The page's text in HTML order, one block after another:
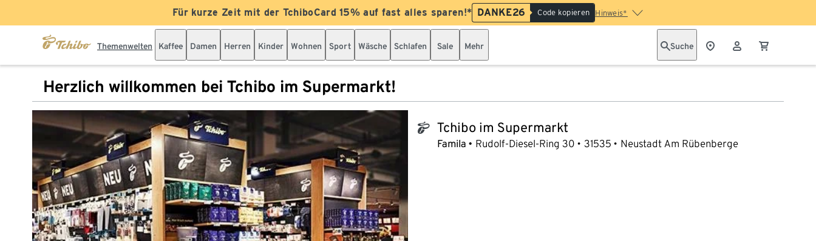
Für kurze Zeit mit der TchiboCard 15% auf fast alles sparen!* DANKE26 Code kopieren Hinweis*
Themenwelten Kaffee Damen Herren Kinder Wohnen Sport Wäsche Schlafen Sale Mehr Suche
Herzlich willkommen bei Tchibo im Supermarkt!
tchibo_logo Tchibo im Supermarkt
Famila Rudolf-Diesel-Ring 30 31535 Neustadt Am Rübenberge